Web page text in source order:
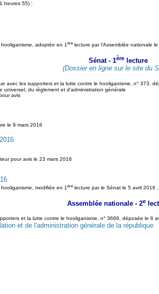
heures 55) :
adoptée en 1èrelecture par l'Assemblée nationale le
Sénat - 1ère
lecture
(Dossier en ligne sur le site du
avec les supporters et la lutte contre le hooliganisme, n° 373,
universel, du règlement et d'administration générale
avis
le 9 mars 2016
pour avis le 23 mars 2016
modifiée en 1 èrelecture par le Sénat le 5 avril 2016 ,
Assemblée nationale - 2e
et la lutte contre le hooliganisme, n° 3666, déposée le 6
et de l'administration générale de la république